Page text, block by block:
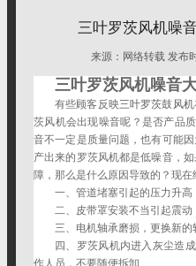
产品中心
资料下载
留言信息
联系我们
三叶罗茨风机噪
来源：网络转载 发布
三叶罗茨风机噪音
有些顾客反映三叶罗茨鼓风机
茨风机会出现噪音呢？是否产品
音不一定是质量问题，也有可能
产出来的罗茨风机都是低噪音，
障，那么是什么原因导致的？现
一、管道堵塞引起的压力升
二、皮带罩安装不当引起震
三、电机轴承磨损，更换新的
四、罗茨风机内进入灰尘造
作人员，不要随便拆卸